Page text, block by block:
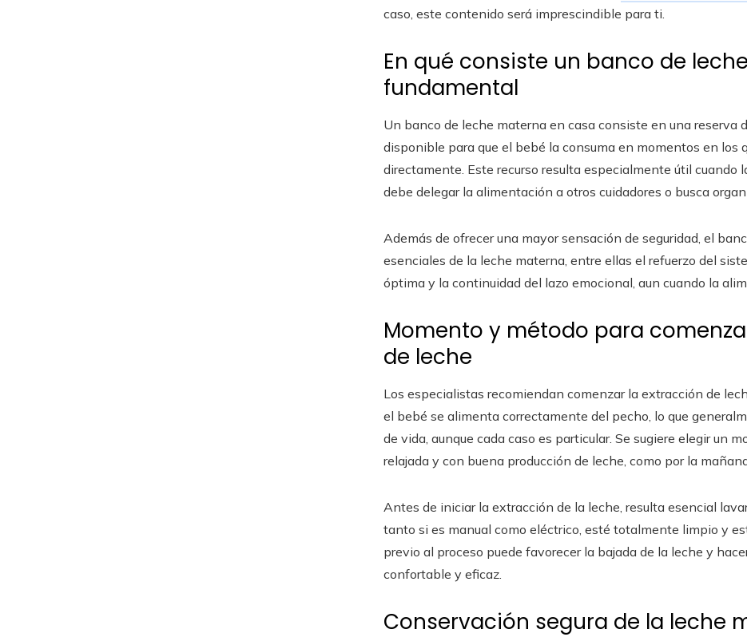
caso, este contenido será imprescindible para ti.
En qué consiste un banco de
fundamental
Un banco de leche materna en casa consiste en una
disponible para que el bebé la consuma en momentos en los
directamente. Este recurso resulta especialmente útil cuando
debe delegar la alimentación a otros cuidadores o busca
Además de ofrecer una mayor sensación de seguridad, el
esenciales de la leche materna, entre ellas el refuerzo del
óptima y la continuidad del lazo emocional, aun cuando la
Momento y método para
de leche
Los especialistas recomiendan comenzar la extracción de
el bebé se alimenta correctamente del pecho, lo que
de vida, aunque cada caso es particular. Se sugiere elegir un
relajada y con buena producción de leche, como por la
Antes de iniciar la extracción de la leche, resulta esencial
tanto si es manual como eléctrico, esté totalmente limpio y
previo al proceso puede favorecer la bajada de la leche y
confortable y eficaz.
Conservación segura de la leche